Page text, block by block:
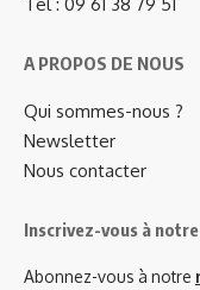
Tel : 09 61 38 79 51
A PROPOS DE NOUS
Qui sommes-nous ?
Newsletter
Nous contacter
Inscrivez-vous à
Abonnez-vous à notre